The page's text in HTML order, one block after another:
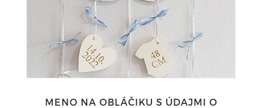
MENO NA OBLÁČIKU S ÚDAJMI O